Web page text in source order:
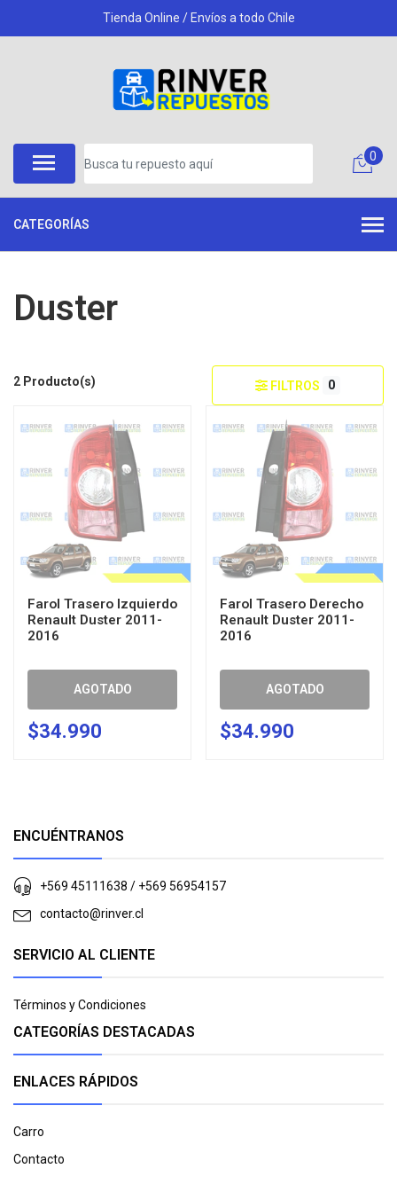
Tienda Online / Envíos a todo Chile
0
CATEGORÍAS
Duster
2 Producto(s) FILTROS 0
Farol Trasero Izquierdo
Renault Duster 2011-
2016
AGOTADO
$34.990
Farol Trasero Derecho
Renault Duster 2011-
2016
AGOTADO
$34.990
ENCUÉNTRANOS
+569 45111638 / +569 56954157
contacto@rinver.cl
SERVICIO AL CLIENTE
Términos y Condiciones
CATEGORÍAS DESTACADAS
ENLACES RÁPIDOS
Carro
Contacto